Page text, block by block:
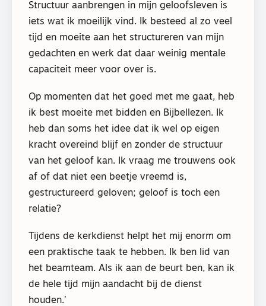
Structuur aanbrengen in mijn geloofsleven is
iets wat ik moeilijk vind. Ik besteed al zo veel
tijd en moeite aan het structureren van mijn
gedachten en werk dat daar weinig mentale
capaciteit meer voor over is.
Op momenten dat het goed met me gaat, heb
ik best moeite met bidden en Bijbellezen. Ik
heb dan soms het idee dat ik wel op eigen
kracht overeind blijf en zonder de structuur
van het geloof kan. Ik vraag me trouwens ook
af of dat niet een beetje vreemd is,
gestructureerd geloven; geloof is toch een
relatie?
Tijdens de kerkdienst helpt het mij enorm om
een praktische taak te hebben. Ik ben lid van
het beamteam. Als ik aan de beurt ben, kan ik
de hele tijd mijn aandacht bij de dienst
houden.’